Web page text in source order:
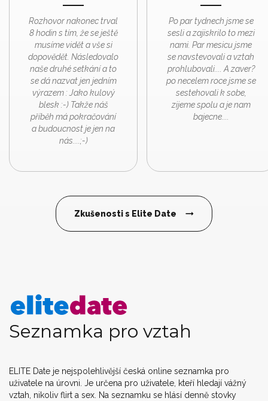
Rozhovor nakonec trval
8 hodin s tím, že se ještě
musíme vidět a vše si
dopovědět. Následovalo
naše druhé setkání a to
se dá nazvat jen jedním
výrazem : Jako kulový
blesk :-) Takže náš
příběh má pokračování
a budoucnost je jen na
nás....;-)
Po par tydnech jsme se
sesli a zajiskrilo to mezi
nami. Par mesicu jsme
se navstevovali a vztah
prohlubovali.... A zaver?
po necelem roce jsme se
sestehovali k sobe,
zijeme spolu a je nam
bajecne....
Zkušenosti s Elite Date
Seznamka pro vztah
ELITE Date je nejspolehlivější česká online seznamka pro
uživatele na úrovni. Je určena pro uživatele, kteří hledají vážný
vztah, nikoliv flirt a sex. Na seznamku se hlásí denně stovky